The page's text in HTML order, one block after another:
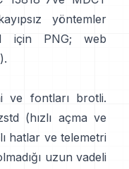
yöntemler
için PNG; web
ve fontları brotli.
(hızlı açma ve
hatlar ve telemetri
uzun vadeli